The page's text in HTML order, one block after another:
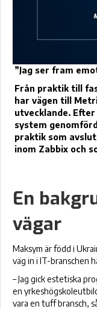
”Jag ser fram
Från praktik till
har vägen till
utvecklande.
system
praktik som
inom Zabbix och
En
vägar
Maksym är född i
väg in i IT-branschen
– Jag gick estetiska
en
vara en tuff bransch,